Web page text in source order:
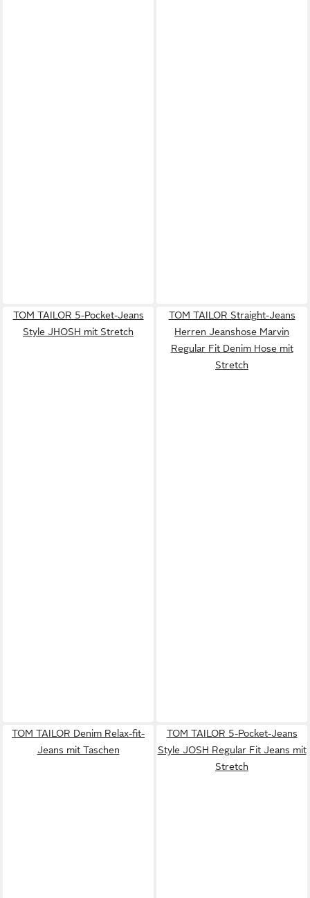
TOM TAILOR 5-Pocket-Jeans
Style JHOSH mit Stretch
TOM TAILOR Straight-Jeans
Herren Jeanshose Marvin
Regular Fit Denim Hose mit
Stretch
TOM TAILOR Denim Relax-fit-
Jeans mit Taschen
TOM TAILOR 5-Pocket-Jeans
Style JOSH Regular Fit Jeans mit
Stretch